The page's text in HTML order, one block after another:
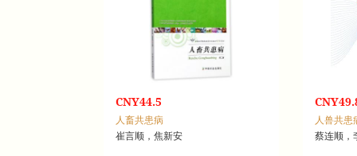
CNY44.5
人畜共患病
崔言顺，焦新安
人兽共患
蔡连顺，